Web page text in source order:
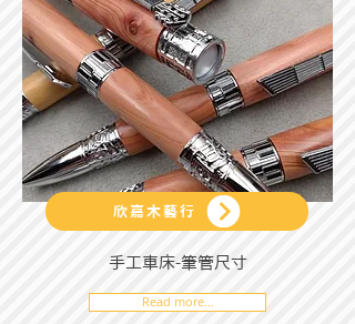
欣嘉木藝行
手工車床-筆管尺寸
Read more...